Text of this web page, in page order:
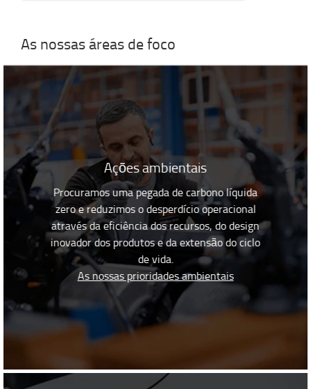
As nossas áreas de foco
Ações ambientais
Procuramos uma pegada de carbono líquida
zero e reduzimos o desperdício operacional
através da eficiência dos recursos, do design
inovador dos produtos e da extensão do ciclo
de vida.
As nossas prioridades ambientais